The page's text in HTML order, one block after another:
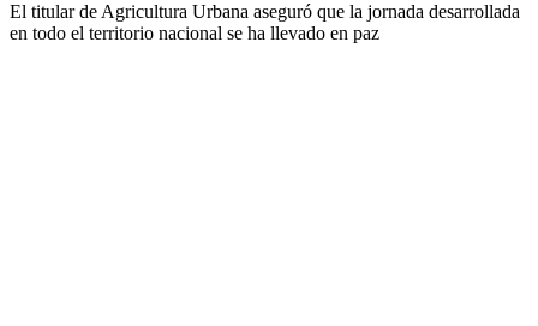
El titular de Agricultura Urbana aseguró que la jornada desarrollada
en todo el territorio nacional se ha llevado en paz